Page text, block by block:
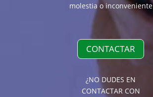
molestia o inconveniente
CONTACTAR
¿NO DUDES EN
CONTACTAR CON